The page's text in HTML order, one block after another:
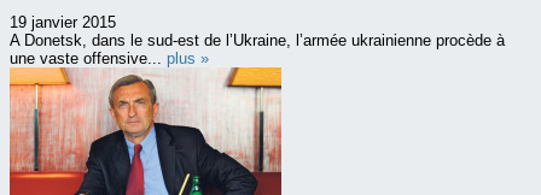
19 janvier 2015
A Donetsk, dans le sud-est de l’Ukraine, l’armée ukrainienne procède à
une vaste offensive... plus »